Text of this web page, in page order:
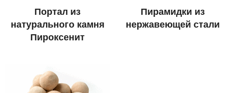
Портал из
натурального камня
Пироксенит
Пирамидки из
нержавеющей стали